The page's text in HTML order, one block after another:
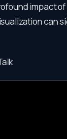
impact
can